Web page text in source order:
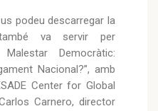
podeu descarregar la
va servir per
Democràtic:
Nacional?”, amb
Center for Global
Carnero, director